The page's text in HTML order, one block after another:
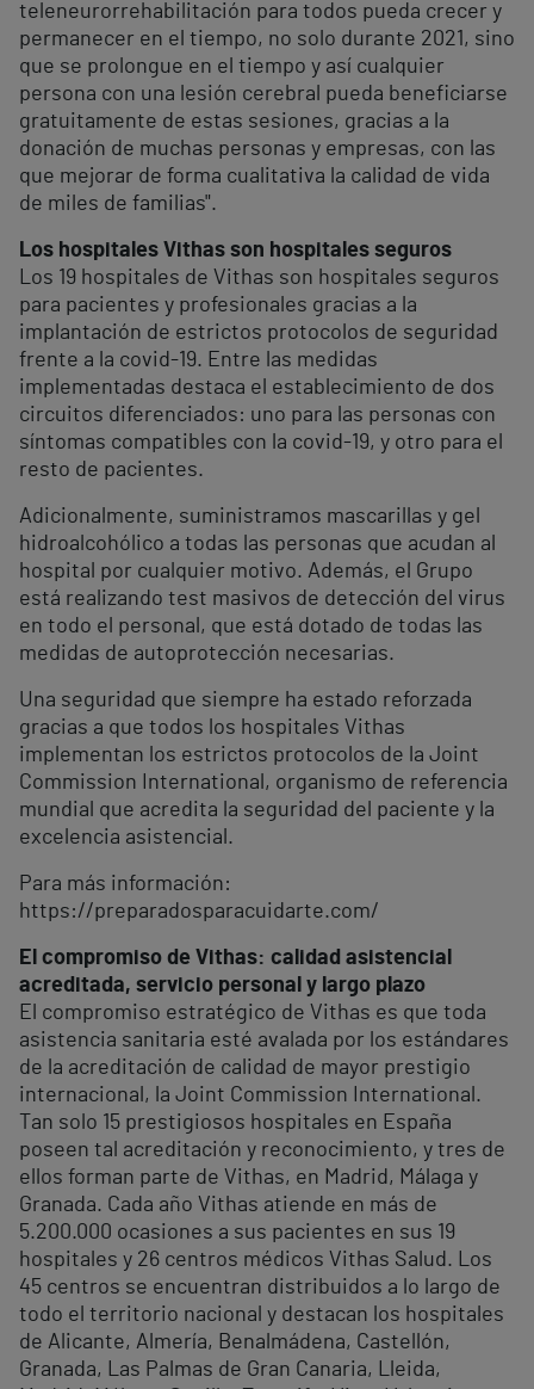
teleneurorrehabilitación para todos pueda crecer y
permanecer en el tiempo, no solo durante 2021, sino
que se prolongue en el tiempo y así cualquier
persona con una lesión cerebral pueda beneficiarse
gratuitamente de estas sesiones, gracias a la
donación de muchas personas y empresas, con las
que mejorar de forma cualitativa la calidad de vida
de miles de familias".
Los hospitales Vithas son hospitales seguros
Los 19 hospitales de Vithas son hospitales seguros
para pacientes y profesionales gracias a la
implantación de estrictos protocolos de seguridad
frente a la covid-19. Entre las medidas
implementadas destaca el establecimiento de dos
circuitos diferenciados: uno para las personas con
síntomas compatibles con la covid-19, y otro para el
resto de pacientes.
Adicionalmente, suministramos mascarillas y gel
hidroalcohólico a todas las personas que acudan al
hospital por cualquier motivo. Además, el Grupo
está realizando test masivos de detección del virus
en todo el personal, que está dotado de todas las
medidas de autoprotección necesarias.
Una seguridad que siempre ha estado reforzada
gracias a que todos los hospitales Vithas
implementan los estrictos protocolos de la Joint
Commission International, organismo de referencia
mundial que acredita la seguridad del paciente y la
excelencia asistencial.
Para más información:
https://preparadosparacuidarte.com/
El compromiso de Vithas: calidad asistencial
acreditada, servicio personal y largo plazo
El compromiso estratégico de Vithas es que toda
asistencia sanitaria esté avalada por los estándares
de la acreditación de calidad de mayor prestigio
internacional, la Joint Commission International.
Tan solo 15 prestigiosos hospitales en España
poseen tal acreditación y reconocimiento, y tres de
ellos forman parte de Vithas, en Madrid, Málaga y
Granada. Cada año Vithas atiende en más de
5.200.000 ocasiones a sus pacientes en sus 19
hospitales y 26 centros médicos Vithas Salud. Los
45 centros se encuentran distribuidos a lo largo de
todo el territorio nacional y destacan los hospitales
de Alicante, Almería, Benalmádena, Castellón,
Granada, Las Palmas de Gran Canaria, Lleida,